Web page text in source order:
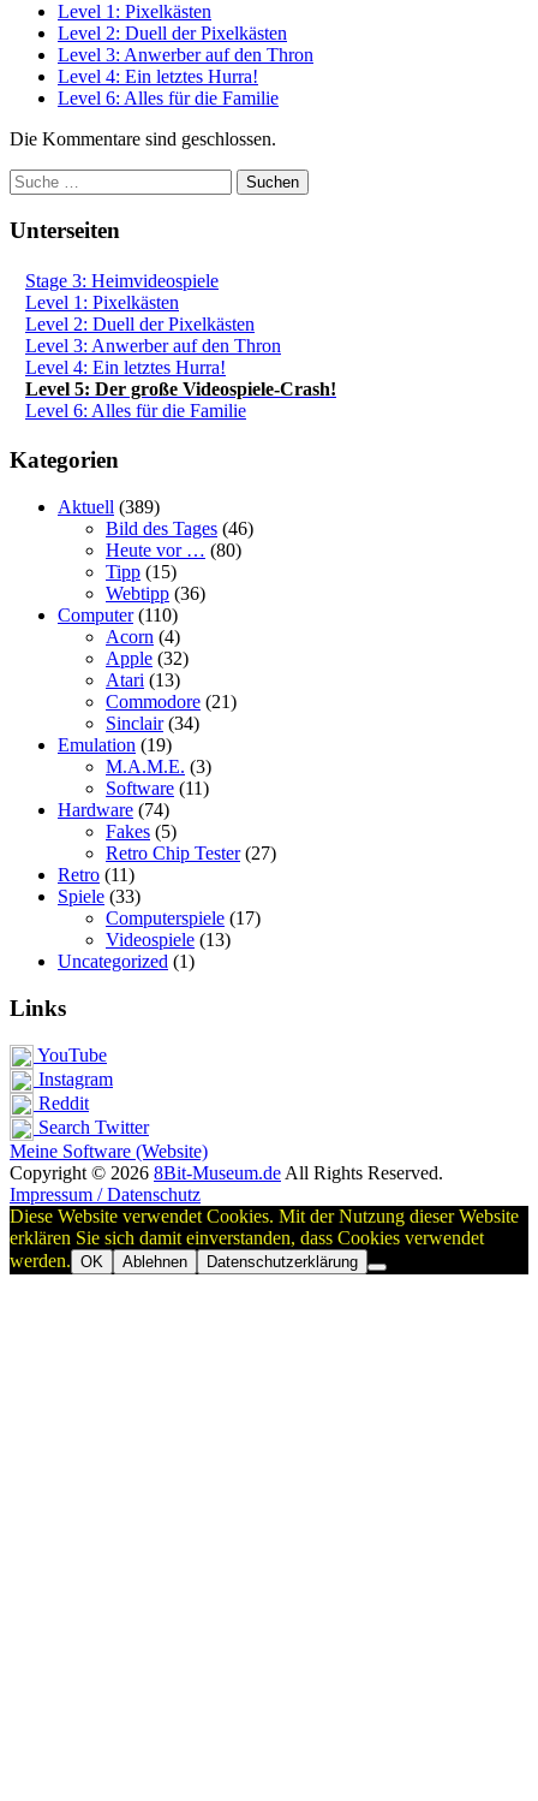
Level 1: Pixelkästen
Level 2: Duell der Pixelkästen
Level 3: Anwerber auf den Thron
Level 4: Ein letztes Hurra!
Level 6: Alles für die Familie
Die Kommentare sind geschlossen.
Suchen
Unterseiten
Stage 3: Heimvideospiele
Level 1: Pixelkästen
Level 2: Duell der Pixelkästen
Level 3: Anwerber auf den Thron
Level 4: Ein letztes Hurra!
Level 5: Der große Videospiele-Crash!
Level 6: Alles für die Familie
Kategorien
Aktuell (389)
Bild des Tages (46)
Heute vor … (80)
Tipp (15)
Webtipp (36)
Computer(110)
Acorn (4)
Apple (32)
Atari (13)
Commodore (21)
Sinclair(34)
Emulation (19)
M.A.M.E. (3)
Software (11)
Hardware (74)
Fakes (5)
Retro Chip Tester(27)
Retro (11)
Spiele (33)
Computerspiele (17)
Videospiele (13)
Uncategorized (1)
Links
YouTube
Instagram
Reddit
Search Twitter
Meine Software (Website)
Copyright © 2026 8Bit-Museum.de All Rights Reserved.
Impressum / Datenschutz
Diese Website verwendet Cookies. Mit der Nutzung dieser Website
erklären Sie sich damit einverstanden, dass Cookies verwendet
werden. OK Ablehnen Datenschutzerklärung